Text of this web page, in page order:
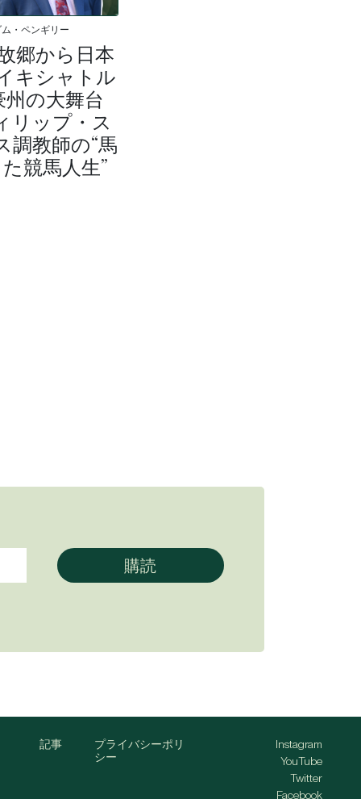
ム・ペンギリー
郷から日本
キシャトル
の大舞台
リップ・ス
調教師の“馬
競馬人生”
記事
プライバシーポリ
シー
Instagram
YouTube
Twitter
Facebook